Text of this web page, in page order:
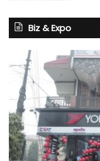
Biz & Expo